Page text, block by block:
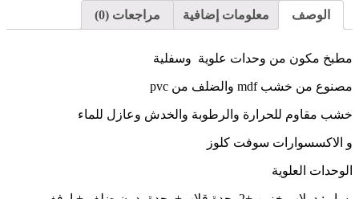
الوصف معلومات إضافية مراجعات (0)
مطبخ مكون من وحدات علوية وسفلية
مصنوع من خشب mdf والضلف من pvc
خشب مقاوم للحرارة والرطوبة والخدش وعازل للماء
و الاكسسوارات سوفت كلوز
الوحدات العلوية